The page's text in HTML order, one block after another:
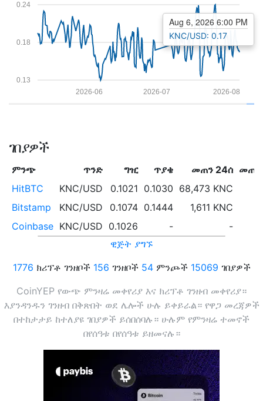
0.13
0.18
0.24
2026-08
2026-07
2026-06
Aug 6, 2026 6:00 PM
KNC/USD: 0.17
ገበያዎች
ምንጭ ጥንድ ግዢ ጥያቄ መጠን 24ሰ መጠን
HitBTC
KNC/USD 0.1021 0.1030 68,473 KNC
Bitstamp
KNC/USD 0.1074 0.1444
1,611 KNC
Coinbase KNC/USD 0.1026 -
-
ዊጅት ያግኙ
1776 ክሪፕቶ ገንዘቦች 156 ገንዘቦች 54ምንጮች 15069 ገበያዎች
CoinYEP የውጭ ምንዛሬ መቀየሪያ እና ክሪፕቶ ገንዘብ መቀየሪያ።
እያንዳንዱን ገንዘብ በቅጽበት ወደ ሌሎች ሁሉ ይቀይራል። የዋጋ መረጃዎች
በተከታታይ ከተለያዩ ገበያዎች ይሰበሰባሉ። ሁሉም የምንዛሬ ተመኖች
በየሰዓቱ በየሰዓቱ ይዘመናሉ።